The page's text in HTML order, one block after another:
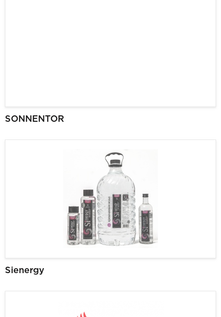
SONNENTOR
Sienergy